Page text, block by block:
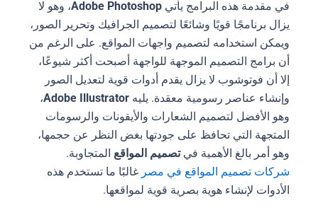
في مقدمة هذه البرامج يأتي Adobe Photoshop، وهو لا
يزال برنامجًا قويًا وشائعًا لتصميم الجرافيك وتحرير الصور،
ويمكن استخدامه لتصميم واجهات المواقع. على الرغم من
أن برامج التصميم الموجهة للواجهة أصبحت أكثر شيوعًا،
إلا أن فوتوشوب لا يزال يقدم أدوات قوية لتعديل الصور
وإنشاء عناصر رسومية معقدة. يليهAdobe Illustrator،
وهو الأفضل لتصميم الشعارات والأيقونات والرسومات
المتجهة التي تحافظ على جودتها بغض النظر عن حجمها،
وهو أمر بالغ الأهمية في تصميم المواقعالمتجاوبة.
شركات تصميم المواقع في مصرغالبًا ما تستخدم هذه
الأدوات لإنشاء هوية بصرية قوية لمواقعها.